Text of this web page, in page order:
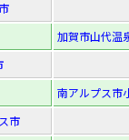
加賀市山代温
南アルプス市
市